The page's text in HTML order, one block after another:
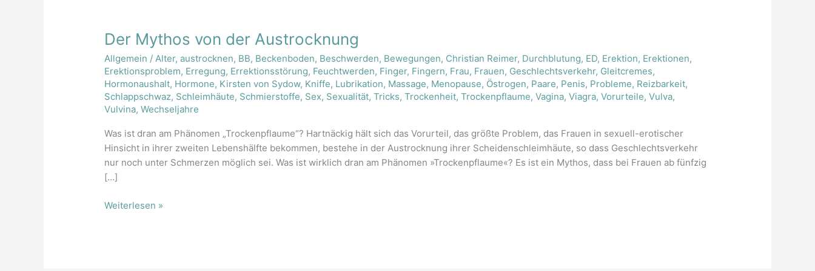
Der Mythos von der Austrocknung
Allgemein /Alter,austrocknen, BB, Beckenboden, Beschwerden, Bewegungen, Christian Reimer, Durchblutung, ED, Erektion, Erektionen,
Erektionsproblem, Erregung, Errektionsstörung, Feuchtwerden, Finger, Fingern, Frau, Frauen, Geschlechtsverkehr, Gleitcremes,
Hormonaushalt, Hormone, Kirsten von Sydow, Kniffe, Lubrikation, Massage, Menopause, Östrogen, Paare, Penis, Probleme, Reizbarkeit,
Schlappschwaz, Schleimhäute, Schmierstoffe, Sex, Sexualität,Tricks,Trockenheit,Trockenpflaume,Vagina,Viagra,Vorurteile,Vulva,
Vulvina,Wechseljahre
Was ist dran am Phänomen „Trockenpflaume“? Hartnäckig hält sich das Vorurteil, das größte Problem, das Frauen in sexuell-erotischer
Hinsicht in ihrer zweiten Lebenshälfte bekommen, bestehe in der Austrocknung ihrer Scheidenschleimhäute, so dass Geschlechtsverkehr
nur noch unter Schmerzen möglich sei. Was ist wirklich dran am Phänomen »Trockenpflaume«? Es ist ein Mythos, dass bei Frauen ab fünfzig
[…]
Der
von
der
Austrocknung
Weiterlesen »